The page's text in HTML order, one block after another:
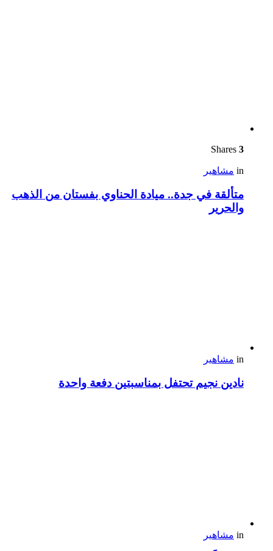
3
in مشاهير
متألقة في جدة.. ميادة الحناوي بفستان من الذهب
والحرير
in مشاهير
نادين نجيم تحتفل بمناسبتين دفعة واحدة
in مشاهير